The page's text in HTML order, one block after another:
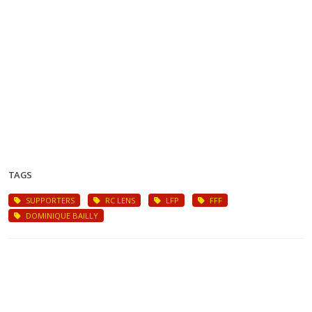
TAGS
SUPPORTERS RC LENS LFP
FFF
DOMINIQUE BAILLY